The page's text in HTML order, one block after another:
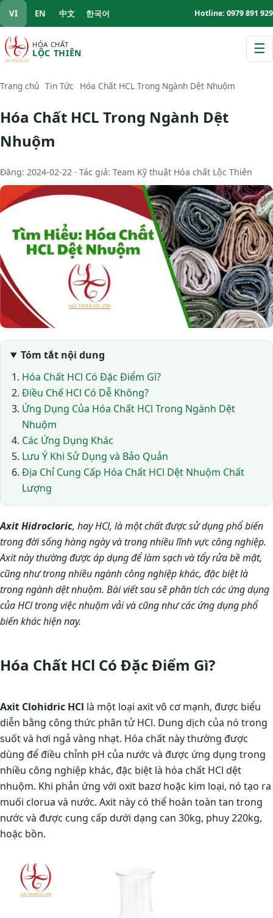
VI EN 中文 한국어 Hotline: 0979 891 929
HÓA CHẤT
LỘC THIÊN ☰
Trang chủ Tin Tức Hóa Chất HCL Trong Ngành Dệt Nhuộm
Hóa Chất HCL Trong Ngành Dệt
Nhuộm
Đăng: 2024-02-22 · Tác giả: Team Kỹ thuật Hóa chất Lộc Thiên
Tóm tắt nội dung
Hóa Chất HCl Có Đặc Điểm Gì?
Điều Chế HCl Có Dễ Không?
Ứng Dụng Của Hóa Chất HCl Trong Ngành Dệt
Nhuộm
Các Ứng Dụng Khác
Lưu Ý Khi Sử Dụng và Bảo Quản
Địa Chỉ Cung Cấp Hóa Chất HCl Dệt Nhuộm Chất
Lượng
Axit Hidrocloric, hay HCl, là một chất được sử dụng phổ biến
trong đời sống hàng ngày và trong nhiều lĩnh vực công nghiệp.
Axit này thường được áp dụng để làm sạch và tẩy rửa bề mặt,
cũng như trong nhiều ngành công nghiệp khác, đặc biệt là
trong ngành dệt nhuộm. Bài viết sau sẽ phân tích các ứng dụng
của HCl trong việc nhuộm vải và cũng như các ứng dụng phổ
biến khác hiện nay.
Hóa Chất HCl Có Đặc Điểm Gì?
Axit Clohidric HCl là một loại axit vô cơ mạnh, được biểu
diễn bằng công thức phân tử HCl. Dung dịch của nó trong
suốt và hơi ngả vàng nhạt. Hóa chất này thường được
dùng để điều chỉnh pH của nước và được ứng dụng trong
nhiều công nghiệp khác, đặc biệt là hóa chất HCl dệt
nhuộm. Khi phản ứng với oxit bazơ hoặc kim loại, nó tạo ra
muối clorua và nước. Axit này có thể hoàn toàn tan trong
nước và được cung cấp dưới dạng can 30kg, phuy 220kg,
hoặc bồn.